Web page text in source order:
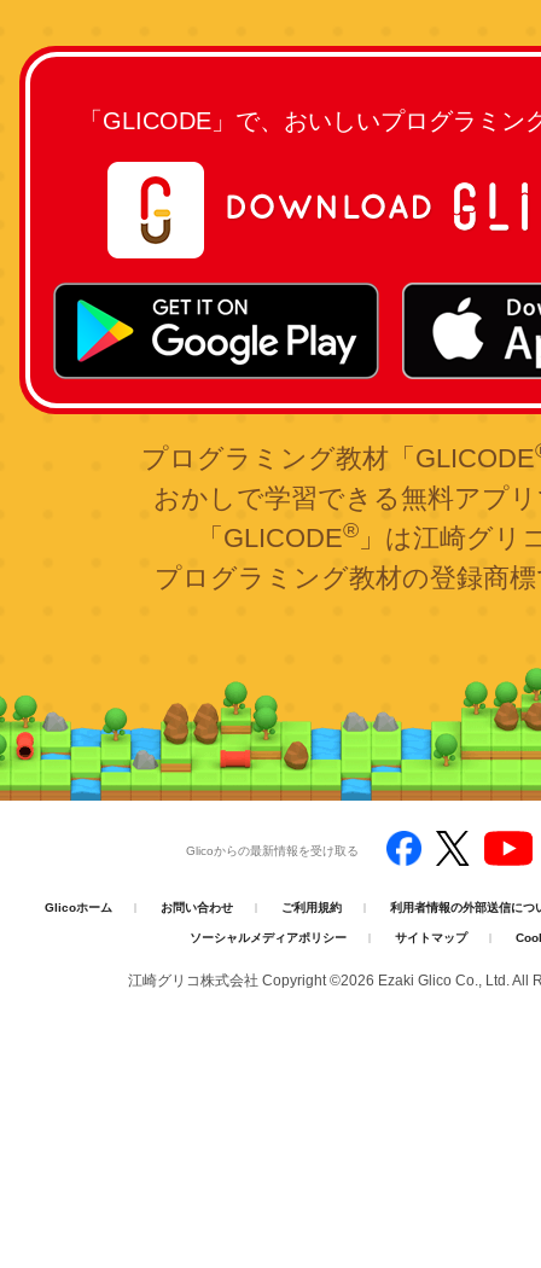
「GLICODE」で、おいしいプログラミン
プログラミング教材「GLICODE
おかしで学習できる無料アプ
「GLICODE®」は江崎グリ
プログラミング教材の登録商
Glicoからの最新情報を受け取る
Glicoホーム お問い合わせ ご利用規約 利用者情報の外部送信につ
ソーシャルメディアポリシー サイトマップ
江崎グリコ株式会社 Copyright ©2026 Ezaki Glico Co., Ltd. All